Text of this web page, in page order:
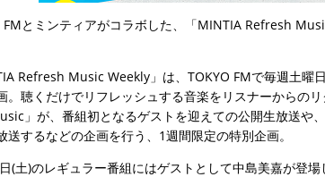
FMとミンティアがコラボした、「MINTIA Refresh
Refresh Music Weekly」は、TOKYO FMで毎週
。聴くだけでリフレッシュする音楽をリスナーからの
」が、番組初となるゲストを迎えての公開生放送や
送するなどの企画を行う、1週間限定の特別企画。
(土)のレギュラー番組にはゲストとして中島美嘉が登